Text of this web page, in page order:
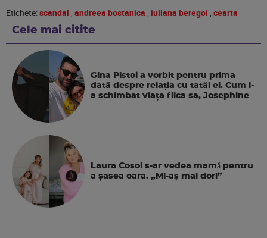
Etichete:scandal andreea bostanica iuliana beregoi cearta
Cele mai citite
Gina Pistol a vorbit pentru prima
dată despre relația cu tatăl ei. Cum i-
a schimbat viața fiica sa, Josephine
Laura Cosoi s-ar vedea mamǎ pentru
a şasea oara. „Mi-aș mai dori”